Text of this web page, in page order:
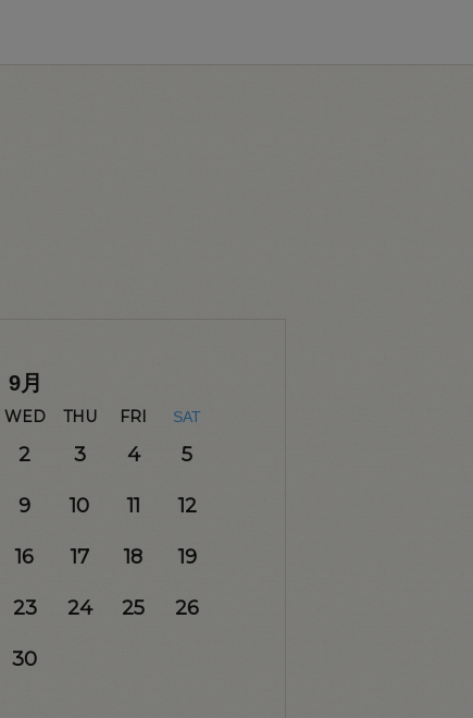
9月
WED THU FRI SAT
2 3 4 5
9 10 11 12
16 17 18 19
23 24 25 26
30